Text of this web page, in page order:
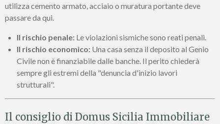
utilizza cemento armato, acciaio o muratura portante deve
passare da qui.
Il rischio penale: Le violazioni sismiche sono reati penali.
Il rischio economico: Una casa senza il deposito al Genio
Civile non è finanziabile dalle banche. Il perito chiederà
sempre gli estremi della "denuncia d'inizio lavori
strutturali".
Il consiglio di Domus Sicilia Immobiliare